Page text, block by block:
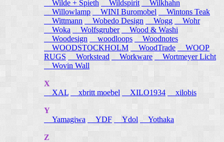
Wilde + Spieth
Wildspirit
Wilkhahn
Willowlamp
WINI Buromobel
Wintons Teak
Wittmann
Wobedo Design Wogg
Wohr
Woka
Wolfsgruber
Wood & Washi
Woodesign
woodloops
Woodnotes
WOODSTOCKHOLM
WoodTrade
WOOP
RUGS
Workstead Workware
Wortmeyer Licht
Wovin Wall
X
XAL
xbritt moebel XILO1934 xilobis
Y
Yamagiwa
YDF Ydol Yothaka
Z